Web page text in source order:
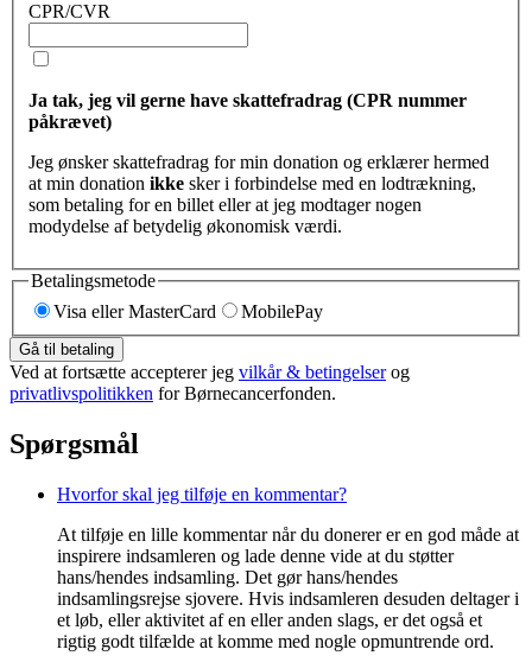
CPR/CVR
Ja tak, jeg vil gerne have skattefradrag (CPR nummer
påkrævet)
Jeg ønsker skattefradrag for min donation og erklærer hermed
at min donation ikke sker i forbindelse med en lodtrækning,
som betaling for en billet eller at jeg modtager nogen
modydelse af betydelig økonomisk værdi.
Betalingsmetode
Visa eller MasterCard
MobilePay
Gå til betaling
Ved at fortsætte accepterer jeg vilkår & betingelserog
privatlivspolitikken for Børnecancerfonden.
Spørgsmål
Hvorfor skal jeg tilføje en kommentar?
At tilføje en lille kommentar når du donerer er en god måde at
inspirere indsamleren og lade denne vide at du støtter
hans/hendes indsamling. Det gør hans/hendes
indsamlingsrejse sjovere. Hvis indsamleren desuden deltager i
et løb, eller aktivitet af en eller anden slags, er det også et
rigtig godt tilfælde at komme med nogle opmuntrende ord.